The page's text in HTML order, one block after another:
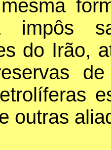
impôs
do Irão,
outras